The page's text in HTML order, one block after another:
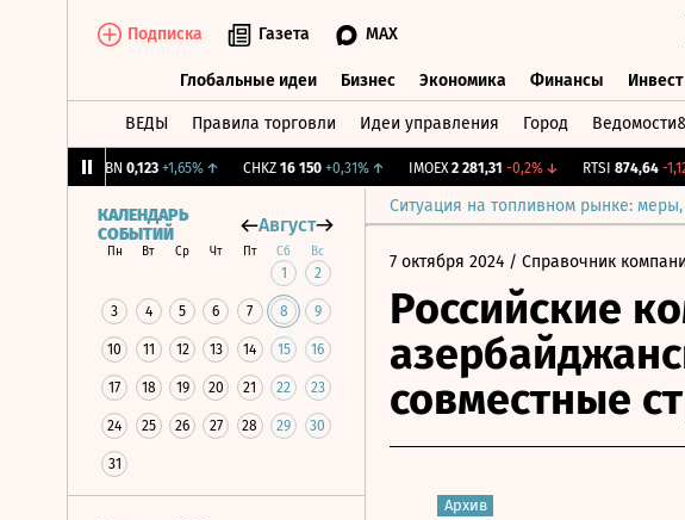
Подписка Газета MAX
Глобальные идеи Бизнес Экономика Финансы
ВЕДЫ Правила торговли Идеи управления Город
0,123 +1,65%↑ CHKZ 16 150 +0,31%↑ IMOEX 2 281,31 -0,2%↓ RTSI 874,64 -1,12%
Ситуация на топливном рынке:
КАЛЕНДАРЬ
СОБЫТИЙ
Август
Пн Вт Ср Чт Пт Сб Вс
1 2
3 4 5 6 7 8 9
10 11 12 13 14 15 16
17 18 19 20 21 22 23
24 25 26 27 28 29 30
31
7 октября 2024 / Справочник
Российские
совместные
Архив